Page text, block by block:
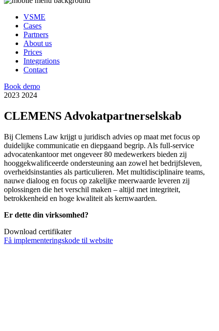
VSME
Cases
Partners
About us
Prices
Integrations
Contact
Book demo
2023 2024
CLEMENS Advokatpartnerselskab
Bij Clemens Law krijgt u juridisch advies op maat met focus op
duidelijke communicatie en diepgaand begrip. Als full-service
advocatenkantoor met ongeveer 80 medewerkers bieden zij
hooggekwalificeerde ondersteuning aan zowel het bedrijfsleven,
overheidsinstanties als particulieren. Met multidisciplinaire teams,
nauwe dialoog en focus op zakelijke meerwaarde leveren zij
oplossingen die het verschil maken – altijd met integriteit,
betrokkenheid en hoge kwaliteit als kernwaarden.
Er dette din virksomhed?
Download certifikater
Få implementeringskode til website